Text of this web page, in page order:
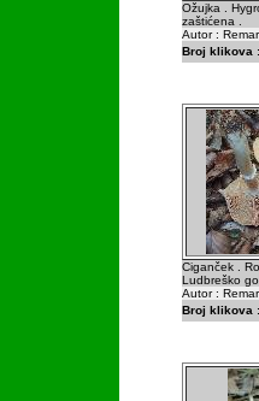
Ožujka .
zaštićena .
Autor :
Broj klikova :
Ciganček .
Ludbreško
Autor :
Broj klikova :